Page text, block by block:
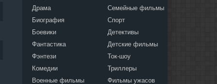
Драма
Биография
Боевики
Фантастика
Фэнтези
Комедии
Военные фильмы
Семейные фильмы
Спорт
Детективы
Детские фильмы
Ток-шоу
Триллеры
Фильмы ужасов